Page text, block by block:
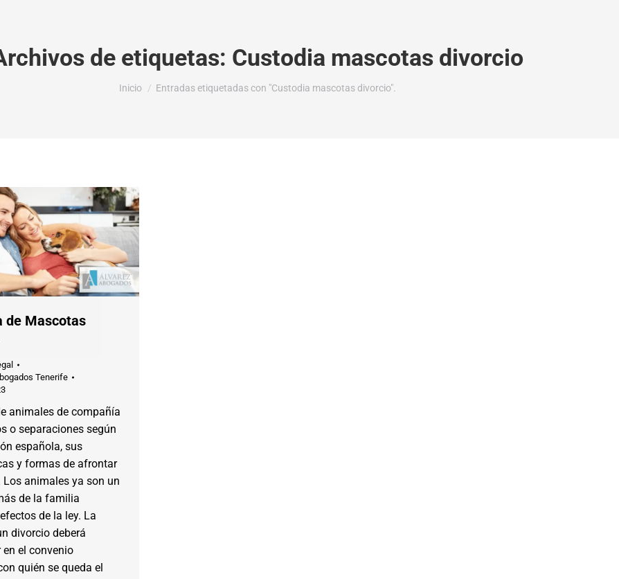
de etiquetas: Custodia mascotas divorcio
Estás aquí:
Inicio Entradas etiquetadas con "Custodia mascotas divorcio".
de Mascotas
Tenerife
animales de compañía
o separaciones según
española, sus
y formas de afrontar
Los animales ya son un
de la familia
de la ley. La
divorcio deberá
el convenio
quién se queda el